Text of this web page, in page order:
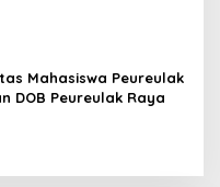
Mahasiswa Peureulak
DOB Peureulak Raya